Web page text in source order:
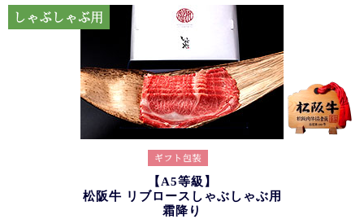
【A5等級】
松阪牛 リブロースしゃぶしゃぶ用
霜降り